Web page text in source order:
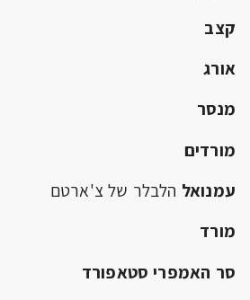
קצב
אורג
מנסר
מורדים
עמנואל הלבלר של צ'ארטם
מורד
סר האמפרי סטאפורד